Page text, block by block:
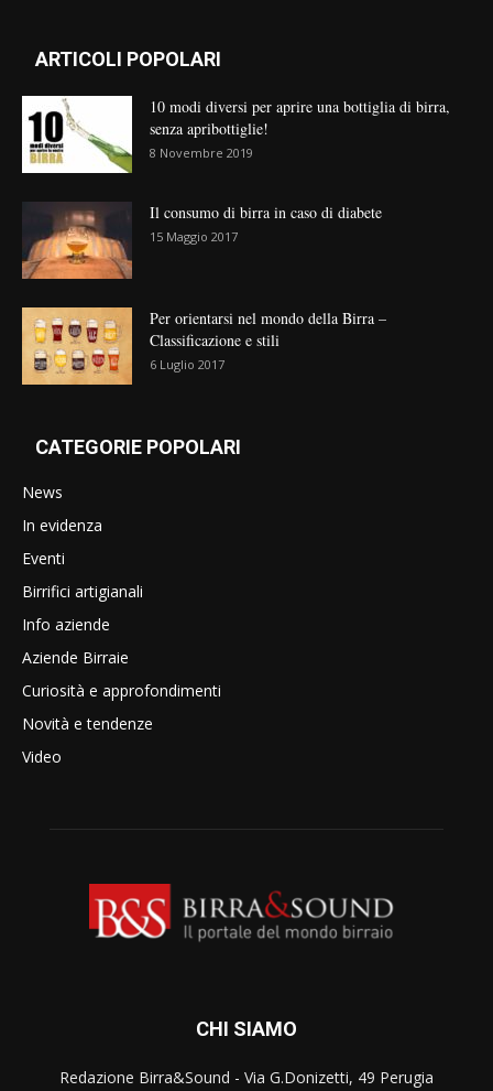
ARTICOLI POPOLARI
10 modi diversi per aprire una bottiglia di birra,
senza apribottiglie!
8 Novembre 2019
Il consumo di birra in caso di diabete
15 Maggio 2017
Per orientarsi nel mondo della Birra –
Classificazione e stili
6 Luglio 2017
CATEGORIE POPOLARI
News
In evidenza
Eventi
Birrifici artigianali
Info aziende
Aziende Birraie
Curiosità e approfondimenti
Novità e tendenze
Video
CHI SIAMO
Redazione Birra&Sound - Via G.Donizetti, 49 Perugia